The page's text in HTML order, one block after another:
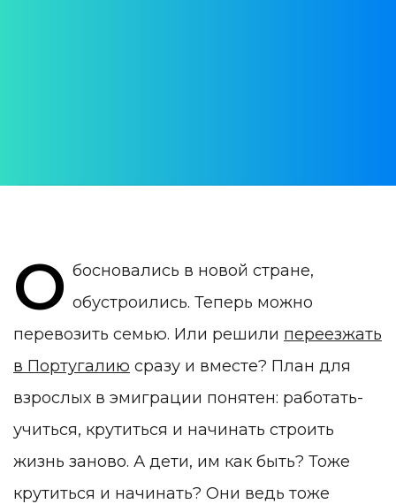
13 November 2019
О босновались в новой стране,
обустроились. Теперь можно
перевозить семью. Или решили переезжать
в Португалию сразу и вместе? План для
взрослых в эмиграции понятен: работать-
учиться, крутиться и начинать строить
жизнь заново. А дети, им как быть? Тоже
крутиться и начинать? Они ведь тоже